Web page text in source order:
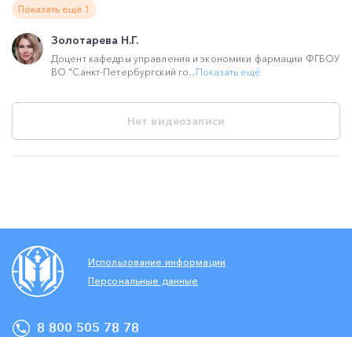
Показать ещё 1
Золотарева Н.Г.
Доцент кафедры управления и экономики фармации ФГБОУ
ВО "Санкт-Петербургский го...Показать ещё
Нет видеозаписи
Использование информации
Персональные данные
8 800 505 78 78